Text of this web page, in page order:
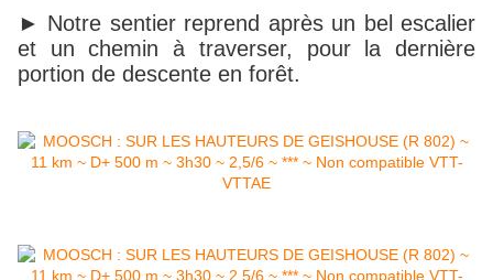
► Notre sentier reprend après un bel escalier
et un chemin à traverser, pour la dernière
portion de descente en forêt.